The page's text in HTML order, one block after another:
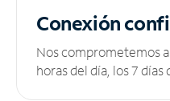
Conexión
Nos comprometemos
horas del día, los 7 días